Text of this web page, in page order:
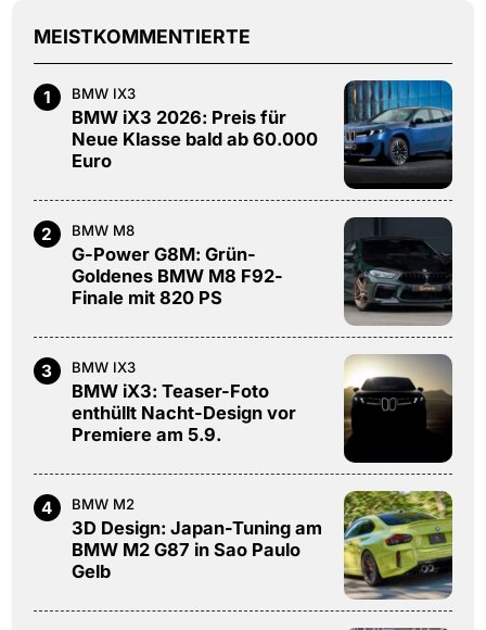
MEISTKOMMENTIERTE
1 BMW IX3
BMW iX3 2026: Preis für
Neue Klasse bald ab 60.000
Euro
2 BMW M8
G-Power G8M: Grün-
Goldenes BMW M8 F92-
Finale mit 820 PS
3 BMW IX3
BMW iX3: Teaser-Foto
enthüllt Nacht-Design vor
Premiere am 5.9.
4 BMW M2
3D Design: Japan-Tuning am
BMW M2 G87 in Sao Paulo
Gelb